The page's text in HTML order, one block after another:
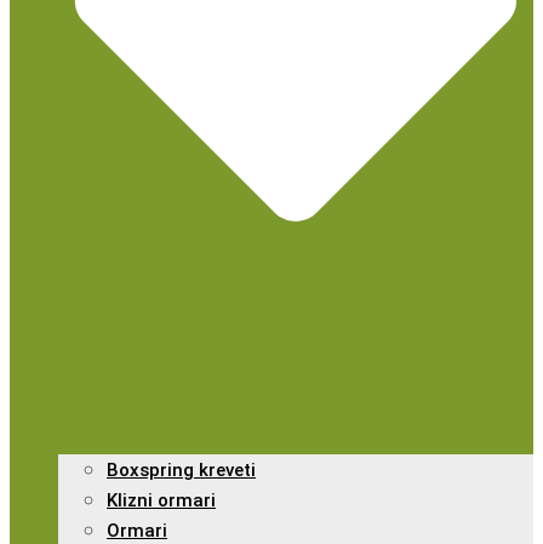
Boxspring kreveti
Klizni ormari
Ormari